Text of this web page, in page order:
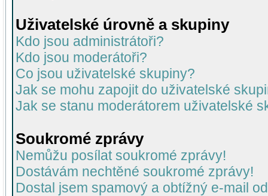
Uživatelské úrovně a skupiny
Kdo jsou administrátoři?
Kdo jsou moderátoři?
Co jsou uživatelské skupiny?
Jak se mohu zapojit do uživatelské
Jak se stanu moderátorem uživatelské
Soukromé zprávy
Nemůžu posílat soukromé zprávy!
Dostávám nechtěné soukromé zprávy!
Dostal jsem spamový a obtížný e-mail